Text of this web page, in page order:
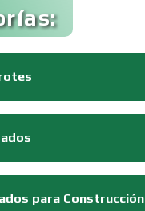
para Construcción